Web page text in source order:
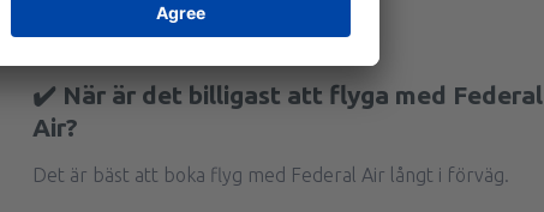
✔️ När är det billigast att flyga med Federal
Air?
Det är bäst att boka flyg med Federal Air långt i förväg.